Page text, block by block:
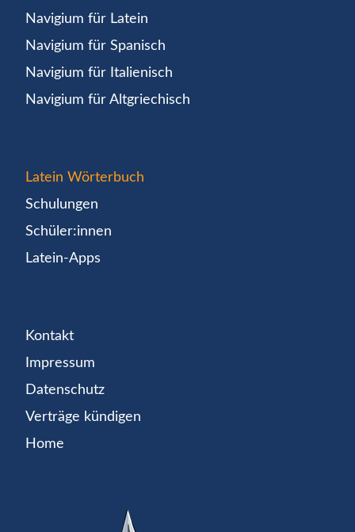
Navigium für Latein
Navigium für Spanisch
Navigium für Italienisch
Navigium für Altgriechisch
Latein Wörterbuch
Schulungen
Schüler:innen
Latein-Apps
Kontakt
Impressum
Datenschutz
Verträge kündigen
Home